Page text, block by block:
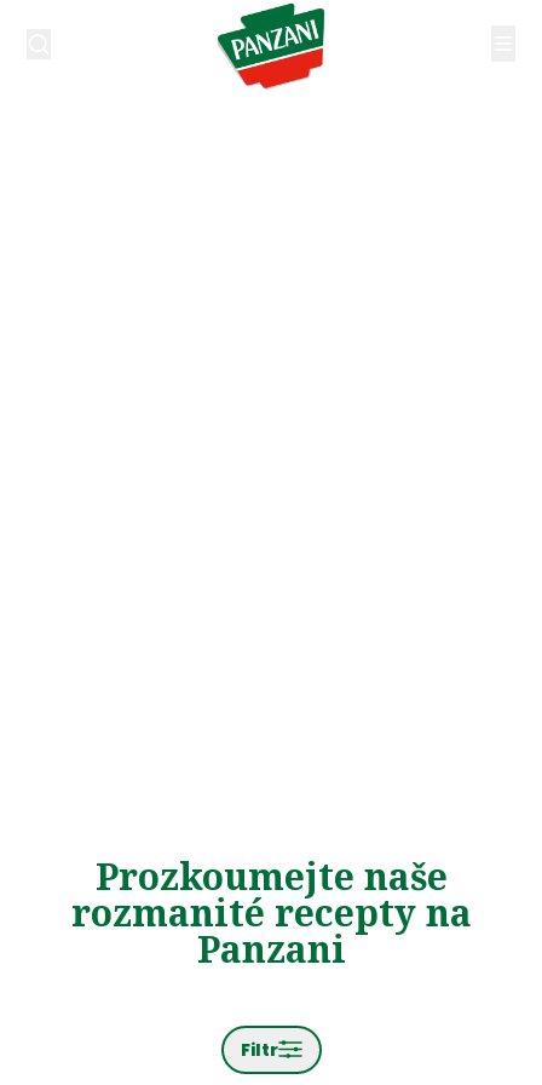
Prozkoumejte naše
rozmanité recepty na
Panzani
Filtr